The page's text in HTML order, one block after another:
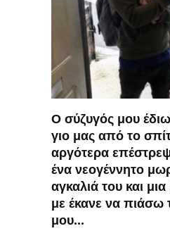
Ο σύζυγός μου
γιο μας από το
αργότερα
ένα νεογέννητο
αγκαλιά του και
με έκανε να πιάσω
μου…